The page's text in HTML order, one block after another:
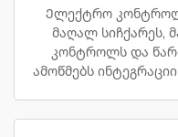
Ელექტრო
მაღალ სიჩქარეს,
კონტროლს და
ამოწმებს